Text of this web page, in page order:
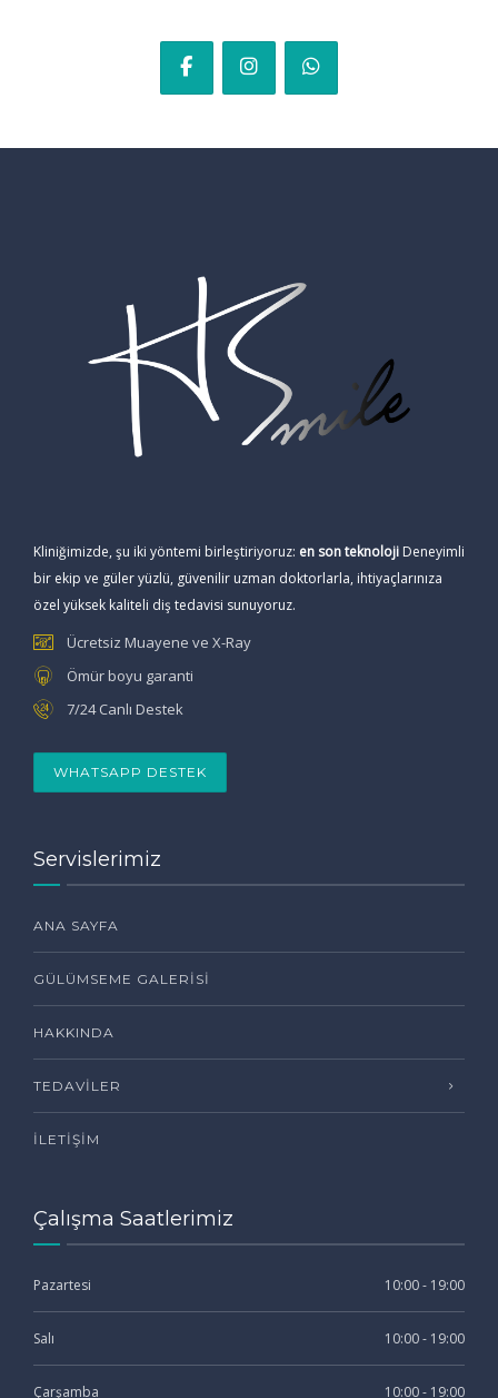
Kliniğimizde, şu iki yöntemi birleştiriyoruz: en son teknoloji Deneyimli
bir ekip ve güler yüzlü, güvenilir uzman doktorlarla, ihtiyaçlarınıza
özel yüksek kaliteli diş tedavisi sunuyoruz.
Ücretsiz Muayene ve X-Ray
Ömür boyu garanti
7/24 Canlı Destek
WHATSAPP DESTEK
Servislerimiz
ANA SAYFA
GÜLÜMSEME GALERISI
HAKKINDA
TEDAVILER
İLETIŞIM
Çalışma Saatlerimiz
Pazartesi 10:00 - 19:00
Salı 10:00 - 19:00
Çarşamba 10:00 - 19:00